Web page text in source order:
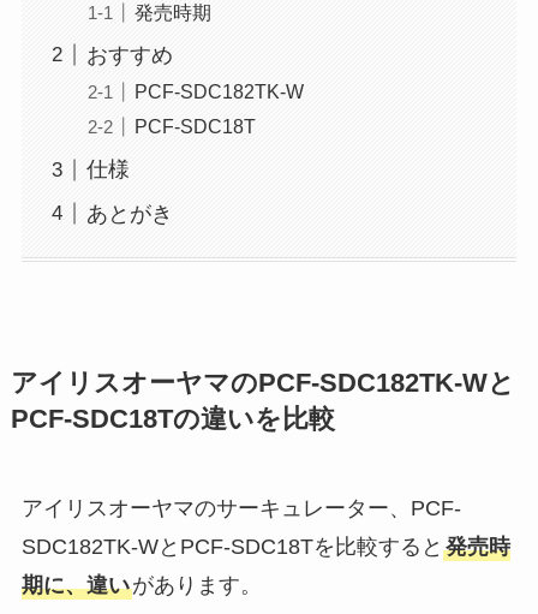
発売時期
おすすめ
PCF-SDC182TK-W
PCF-SDC18T
仕様
あとがき
アイリスオーヤマのPCF-SDC182TK-Wと
PCF-SDC18Tの違いを比較
アイリスオーヤマのサーキュレーター、PCF-
SDC182TK-WとPCF-SDC18Tを比較すると 発売時
期に、違いがあります。